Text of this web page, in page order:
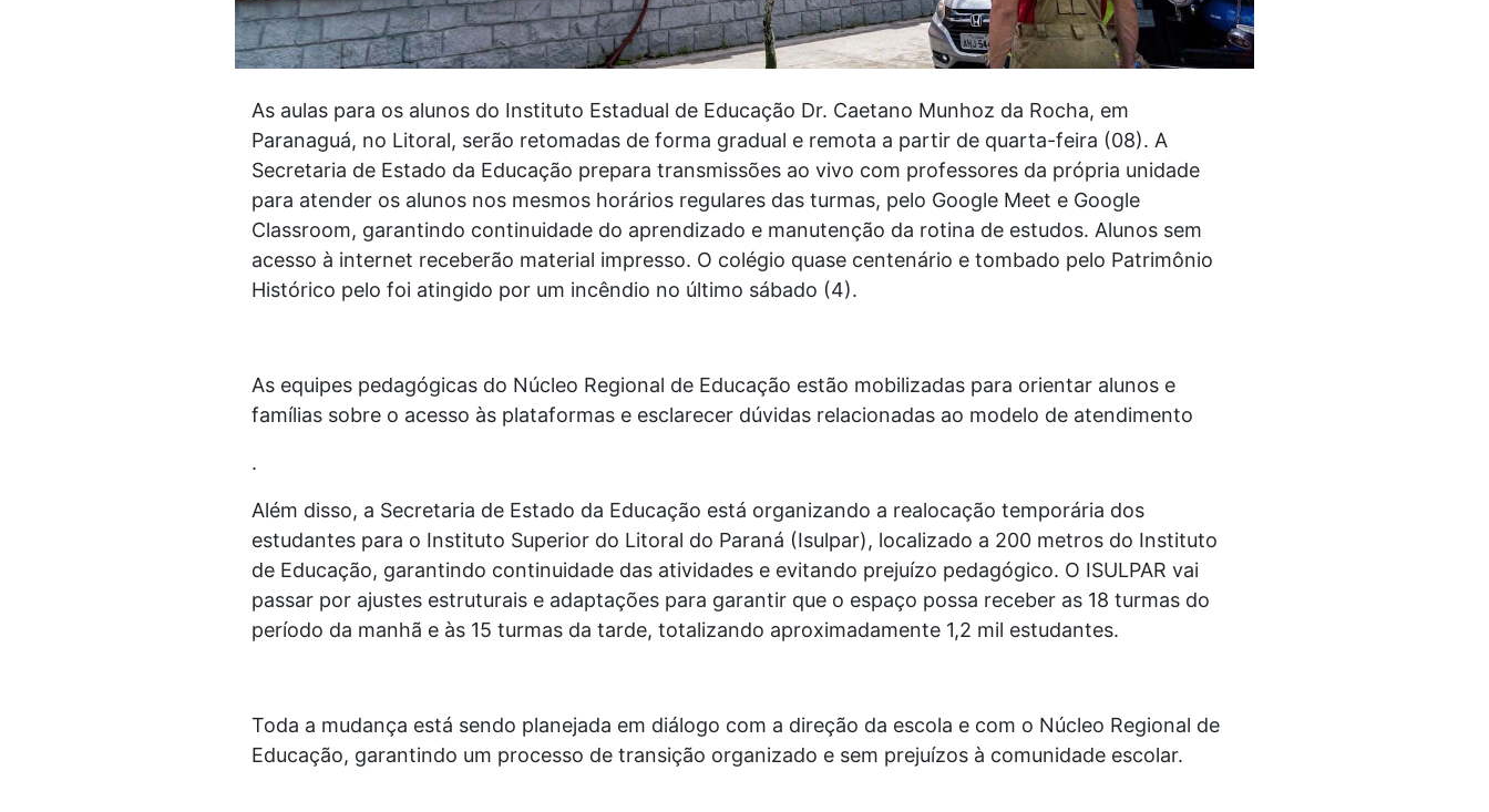
As aulas para os alunos do Instituto Estadual de Educação Dr. Caetano Munhoz da Rocha, em
Paranaguá, no Litoral, serão retomadas de forma gradual e remota a partir de quarta-feira (08). A
Secretaria de Estado da Educação prepara transmissões ao vivo com professores da própria unidade
para atender os alunos nos mesmos horários regulares das turmas, pelo Google Meet e Google
Classroom, garantindo continuidade do aprendizado e manutenção da rotina de estudos. Alunos sem
acesso à internet receberão material impresso. O colégio quase centenário e tombado pelo Patrimônio
Histórico pelo foi atingido por um incêndio no último sábado (4).
As equipes pedagógicas do Núcleo Regional de Educação estão mobilizadas para orientar alunos e
famílias sobre o acesso às plataformas e esclarecer dúvidas relacionadas ao modelo de atendimento
.
Além disso, a Secretaria de Estado da Educação está organizando a realocação temporária dos
estudantes para o Instituto Superior do Litoral do Paraná (Isulpar), localizado a 200 metros do Instituto
de Educação, garantindo continuidade das atividades e evitando prejuízo pedagógico. O ISULPAR vai
passar por ajustes estruturais e adaptações para garantir que o espaço possa receber as 18 turmas do
período da manhã e às 15 turmas da tarde, totalizando aproximadamente 1,2 mil estudantes.
Toda a mudança está sendo planejada em diálogo com a direção da escola e com o Núcleo Regional de
Educação, garantindo um processo de transição organizado e sem prejuízos à comunidade escolar.